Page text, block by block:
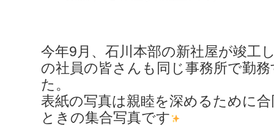
今年9月、石川本部の新社屋が竣工
の社員の皆さんも同じ事務所で勤
た。
表紙の写真は親睦を深めるために
ときの集合写真です